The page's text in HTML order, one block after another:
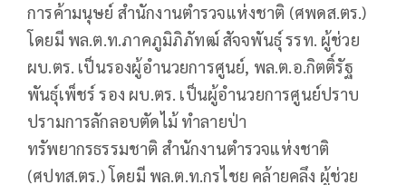
การค้ามนุษย์ สำนักงานตำรวจแห่งชาติ (ศพดส.ตร.)
โดยมี พล.ต.ท.ภาคภูมิภิภัทฒ์ สัจจพันธุ์ รรท. ผู้ช่วย
ผบ.ตร. เป็นรองผู้อำนวยการศูนย์, พล.ต.อ.กิตติ์รัฐ
พันธุ์เพ็ชร์ รอง ผบ.ตร. เป็นผู้อำนวยการศูนย์ปราบ
ปรามการลักลอบตัดไม้ ทำลายป่า
ทรัพยากรธรรมชาติ สำนักงานตำรวจแห่งชาติ
(ศปทส.ตร.) โดยมี พล.ต.ท.กรไชย คล้ายคลึง ผู้ช่วย